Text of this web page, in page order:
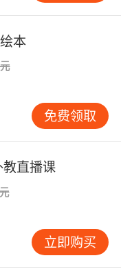
本
免费领取
直播课
立即购买